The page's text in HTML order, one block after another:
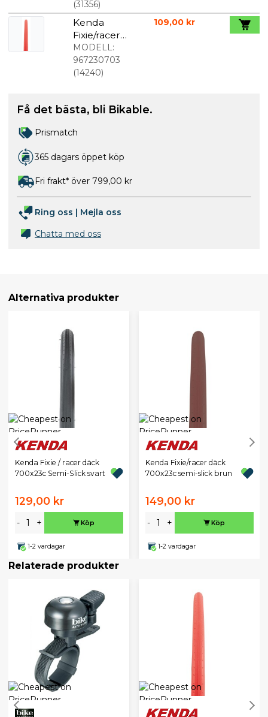
(31356)
Kenda
Fixie/racer
däck
700x23c
semi-slick
MODELL:
967230703
(14240)
109,00 kr
Få det bästa, bli Bikable.
Prismatch
365 dagars öppet köp
Fri frakt* över 799,00 kr
Ring oss | Mejla oss
Chatta med oss
Alternativa produkter
Kenda Fixie / racer däck
700x23c Semi-Slick svart
129,00 kr
- + Köp
1-2 vardagar
Kenda Fixie/racer däck
700x23c semi-slick brun
149,00 kr
- + Köp
1-2 vardagar
Relaterade produkter